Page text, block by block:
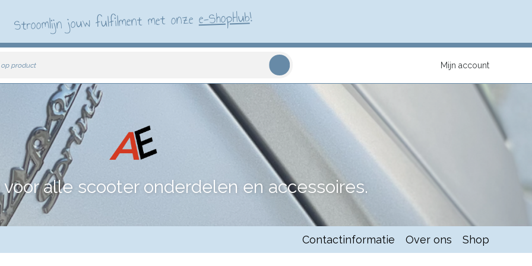
Stroomlijn jouw fulfilment met onzee-ShopHub!
op product Mijn account
alle scooter onderdelen en accessoires.
Contactinformatie Over ons Shop